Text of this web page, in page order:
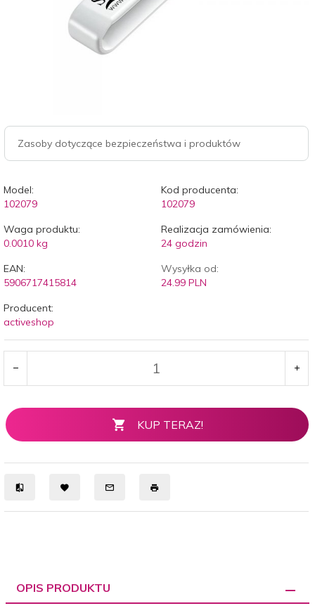
Zasoby dotyczące bezpieczeństwa i produktów
Model:
102079
Kod producenta:
102079
Waga produktu:
0.0010 kg
Realizacja zamówienia:
24 godzin
EAN:
5906717415814
Wysyłka od:
24.99 PLN
Producent:
activeshop
KUP TERAZ!
OPIS PRODUKTU